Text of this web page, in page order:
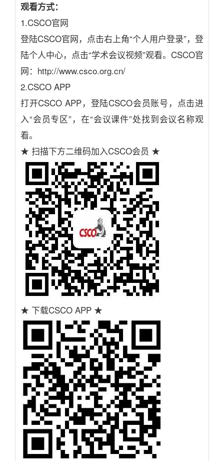
观看方式：
1.CSCO官网
登陆CSCO官网，点击右上角“个人用户登录”，登
陆个人中心，点击“学术会议视频”观看。CSCO官
网：http://www.csco.org.cn/
2.CSCO APP
打开CSCO APP，登陆CSCO会员账号，点击进
入“会员专区”，在“会议课件”处找到会议名称观
看。
★ 扫描下方二维码加入CSCO会员 ★
★ 下载CSCO APP ★